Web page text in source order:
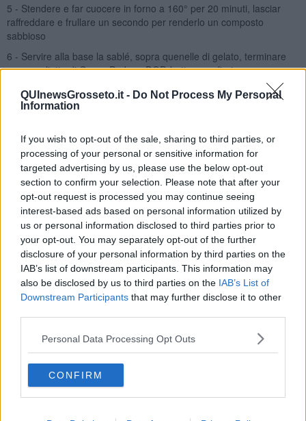
QUInewsGrosseto.it - Do Not Process My Personal
Information
If you wish to opt-out of the sale, sharing to third parties, or
processing of your personal or sensitive information for
targeted advertising by us, please use the below opt-out
section to confirm your selection. Please note that after your
opt-out request is processed you may continue seeing
interest-based ads based on personal information utilized by
us or personal information disclosed to third parties prior to
your opt-out. You may separately opt-out of the further
disclosure of your personal information by third parties on the
IAB’s list of downstream participants. This information may
also be disclosed by us to third parties on the IAB’s List of
Downstream Participants that may further disclose it to other
Personal Data Processing Opt Outs
CONFIRM
5 - Stendere e far cuocere in forno a 160° per 20 minuti, lasciar
raffreddare e frullare un secondo per renderlo un composto
sabbioso
6 - Servire alla base la sablé, sopra quenelle di gelato, terminare
con scagliette di Grana Padano DOP, bottarga e fiori
Rubina Rovini
Se vuoi leggere le notizie principali della Toscana iscriviti alla
Newsletter QUInews - ToscanaMedia.Arriva gratis tutti i giorni
alle 20:00 direttamente nella tua casella di posta.
Basta cliccareQUI
Ti potrebbe interessare anche:
Articoli dal Blog “Raccontare di Gusto” di Rubina Rovini
Vellutata di cime di rapa al cumino e latte di cocco
lavanda
Meloncino, liquore al melone mantovano IGP
Gelato al melone mantovano
Liquore al melone mantovano igp e peperoncino
Bon Bon di melone mantovano igp al grana padano